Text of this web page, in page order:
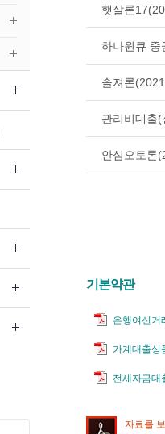
햇살론
하나원큐 중
솔져론
관리비대출
안심오토론
기본약관
은행여신거
가계대출상
전세자금대
자료를